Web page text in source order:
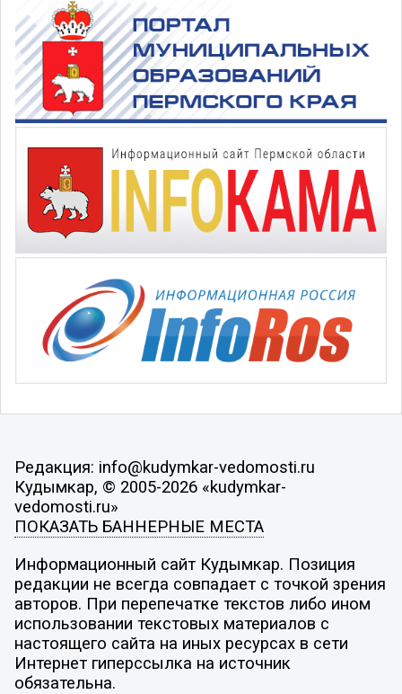
Редакция: info@kudymkar-vedomosti.ru
Кудымкар, © 2005-2026 «kudymkar-
vedomosti.ru»
ПОКАЗАТЬ БАННЕРНЫЕ МЕСТА
Информационный сайт Кудымкар. Позиция
редакции не всегда совпадает с точкой зрения
авторов. При перепечатке текстов либо ином
использовании текстовых материалов с
настоящего сайта на иных ресурсах в сети
Интернет гиперссылка на источник
обязательна.